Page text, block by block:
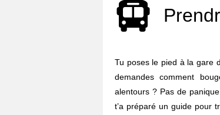
Tu poses le pied à la gare
demandes comment
alentours ? Pas de
t’a préparé un guide pour